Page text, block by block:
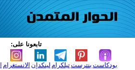
تابعونا على:
الانستغرام لينكدإن تيلكرامبنترست بودكاست